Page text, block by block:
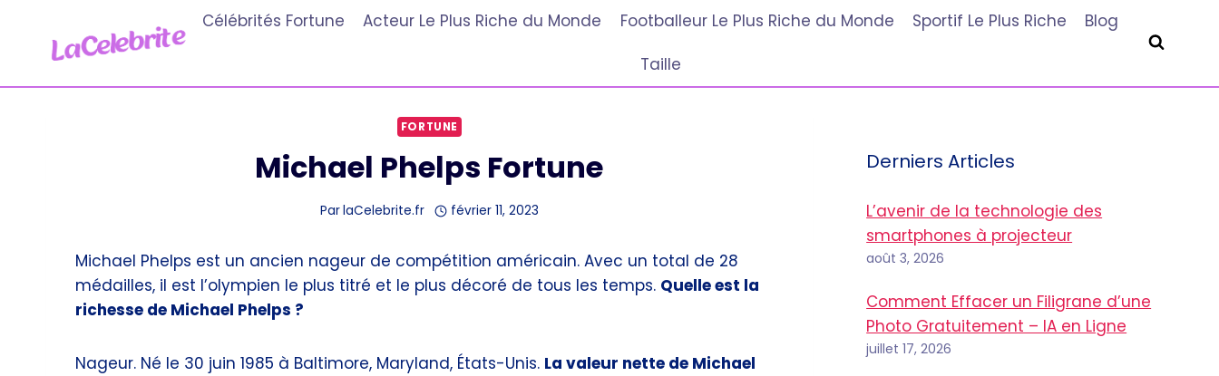
contenu
Célébrités Fortune Acteur Le Plus Riche du Monde Footballeur Le Plus Riche du Monde Sportif Le Plus Riche
Blog
Taille
FORTUNE
Michael Phelps Fortune
ParlaCelebrite.fr février 11, 2023
Michael Phelps est un ancien nageur de compétition américain. Avec un total de 28
médailles, il est l’olympien le plus titré et le plus décoré de tous les temps. Quelle est la
richesse de Michael Phelps ?
Nageur. Né le 30 juin 1985 à Baltimore, Maryland, États-Unis. La valeur nette de Michael
Derniers Articles
L’avenir de la technologie des
smartphones à projecteur
août 3, 2026
Comment Effacer un Filigrane d’une
Photo Gratuitement – IA en Ligne
juillet 17, 2026